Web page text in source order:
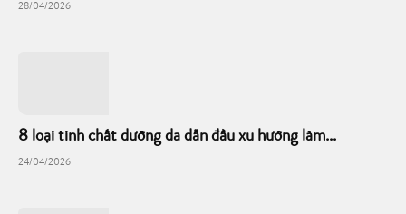
28/04/2026
8 loại tinh chất dưỡng da dẫn đầu xu hướng làm...
24/04/2026